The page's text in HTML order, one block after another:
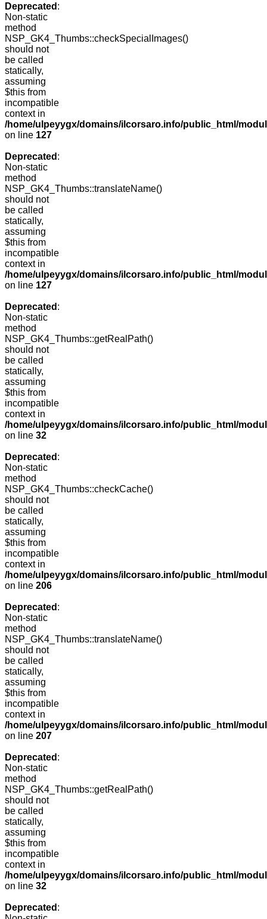
Deprecated :
Non-static
method
NSP_GK4_Thumbs::checkSpecialImages()
should not
be called
statically,
assuming
$this from
incompatible
context in
/home/ulpeyygx/domains/ilcorsaro.info/public_html/
on line 127
Deprecated :
Non-static
method
NSP_GK4_Thumbs::translateName()
should not
be called
statically,
assuming
$this from
incompatible
context in
/home/ulpeyygx/domains/ilcorsaro.info/public_html/
on line 127
Deprecated :
Non-static
method
NSP_GK4_Thumbs::getRealPath()
should not
be called
statically,
assuming
$this from
incompatible
context in
/home/ulpeyygx/domains/ilcorsaro.info/public_html/
on line 32
Deprecated :
Non-static
method
NSP_GK4_Thumbs::checkCache()
should not
be called
statically,
assuming
$this from
incompatible
context in
/home/ulpeyygx/domains/ilcorsaro.info/public_html/
on line 206
Deprecated :
Non-static
method
NSP_GK4_Thumbs::translateName()
should not
be called
statically,
assuming
$this from
incompatible
context in
/home/ulpeyygx/domains/ilcorsaro.info/public_html/
on line 207
Deprecated :
Non-static
method
NSP_GK4_Thumbs::getRealPath()
should not
be called
statically,
assuming
$this from
incompatible
context in
/home/ulpeyygx/domains/ilcorsaro.info/public_html/
on line 32
Deprecated :